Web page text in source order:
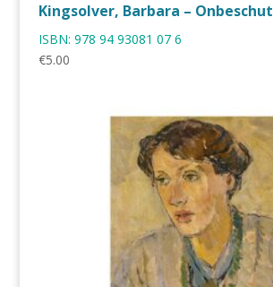
Kingsolver, Barbara – Onbeschut
ISBN: 978 94 93081 07 6
€5.00